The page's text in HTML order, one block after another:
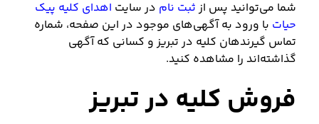
شما می‌توانید پس ازثبت نام در سایت اهدای کلیه پیک
حیات با ورود به آگهی‌های موجود در این صفحه، شماره
تماس گیرندهان کلیه در تبریز و کسانی که آگهی
گذاشته‌اند را مشاهده کنید.
فروش کلیه در تبریز